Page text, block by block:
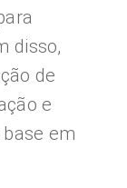
disso,
de
e
em